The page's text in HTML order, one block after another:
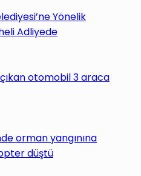
Yönelik
Adliyede
otomobil 3 araca
orman yangınına
düştü